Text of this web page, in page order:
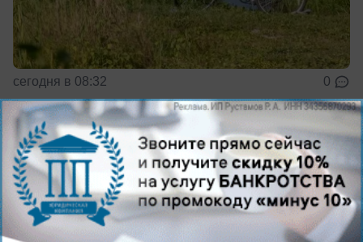
сегодня в 08:32 0
Общество
Волна слухов вокруг экс участницы шоу
«Мама в 16» из Волгограда: что известно
на данный момент
Что говорят про участницу шоу из Волгограда